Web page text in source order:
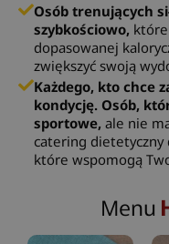
Osób trenujących
szybkościowo,
dopasowanej
zwiększyć swoją
Każdego, kto chce
kondycję. Osób,
sportowe, ale nie
catering dietetyczny
które wspomogą
Menu